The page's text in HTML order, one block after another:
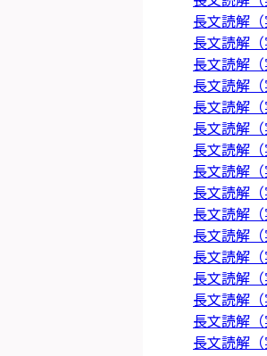
長文読解
長文読解
長文読解
長文読解
長文読解
長文読解
長文読解
長文読解
長文読解
長文読解
長文読解
長文読解
長文読解
長文読解
長文読解
長文読解